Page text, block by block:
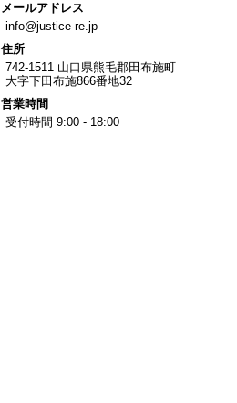
メールアドレス
info@justice-re.jp
住所
742-1511 山口県熊毛郡田布施町
大字下田布施866番地32
営業時間
受付時間 9:00 - 18:00